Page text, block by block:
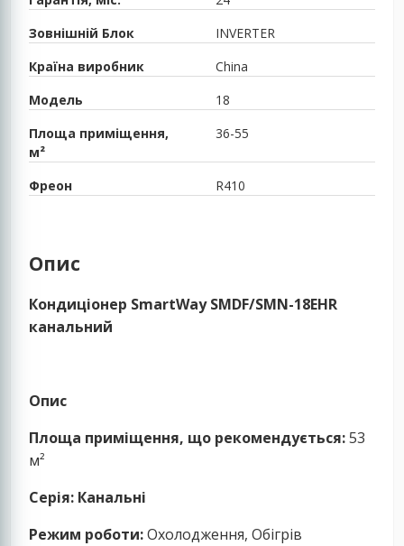
Зовнішній Блок
INVERTER
Країна виробник
China
Модель
18
Площа приміщення,
м²
36-55
Фреон R410
Опис
Кондиціонер SmartWay SMDF/SMN-18ЕHR
канальний
Опис
Площа приміщення, що рекомендується:53
м²
Серія: Канальні
Режим роботи:Охолодження, Обігрів